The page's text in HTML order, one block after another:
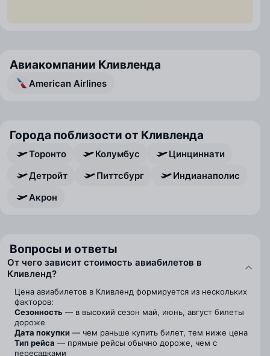
Авиакомпании Кливленда
American Airlines
Города поблизости от Кливленда
Торонто Колумбус
Цинциннати
Детройт
Питтсбург
Индианаполис
Акрон
Вопросы и ответы
От чего зависит стоимость авиабилетов в
Кливленд?
Цена авиабилетов в Кливленд формируется из нескольких
факторов:
Сезонность — в высокий сезон май, июнь, август билеты
дороже
Дата покупки — чем раньше купить билет, тем ниже цена
Тип рейса — прямые рейсы обычно дороже, чем с
пересадками